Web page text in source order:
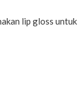
lip gloss untuk